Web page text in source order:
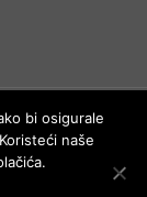
pridržana.
bi osigurale
naše